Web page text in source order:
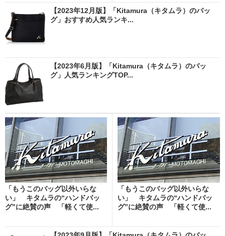
【2023年12月版】「Kitamura（キタムラ）のバッ
グ」おすすめ人気ランキ...
【2023年6月版】「Kitamura（キタムラ）のバッ
グ」人気ランキングTOP...
「もうこのバッグ以外いらな
い」 キタムラの“ハンドバッ
グ”に絶賛の声 「軽くて使...
「もうこのバッグ以外いらな
い」 キタムラの“ハンドバッ
グ”に絶賛の声 「軽くて使...